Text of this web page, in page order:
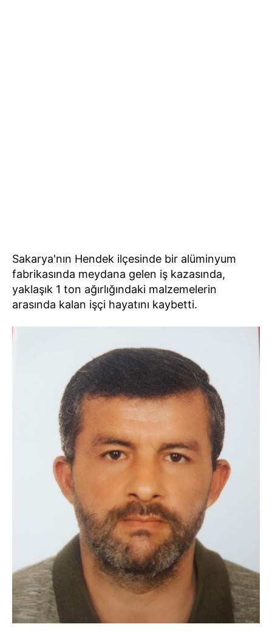
Sakarya'nın Hendek ilçesinde bir alüminyum
fabrikasında meydana gelen iş kazasında,
yaklaşık 1 ton ağırlığındaki malzemelerin
arasında kalan işçi hayatını kaybetti.